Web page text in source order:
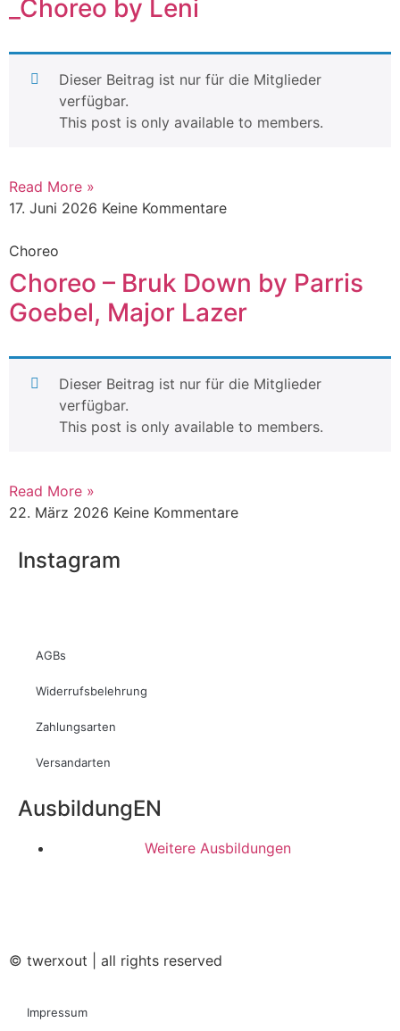
_Choreo by Leni
Dieser Beitrag ist nur für die Mitglieder
verfügbar.
This post is only available to members.
Read More »
17. Juni 2026 Keine Kommentare
Choreo
Choreo – Bruk Down by Parris
Goebel, Major Lazer
Dieser Beitrag ist nur für die Mitglieder
verfügbar.
This post is only available to members.
Read More »
22. März 2026 Keine Kommentare
Instagram
AGBs
Widerrufsbelehrung
Zahlungsarten
Versandarten
AusbildungEN
Weitere Ausbildungen
© twerxout | all rights reserved
Impressum